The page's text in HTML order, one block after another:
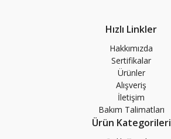
Hızlı Linkler
Hakkımızda
Sertifikalar
Ürünler
Alışveriş
İletişim
Bakım Talimatları
Ürün Kategorileri